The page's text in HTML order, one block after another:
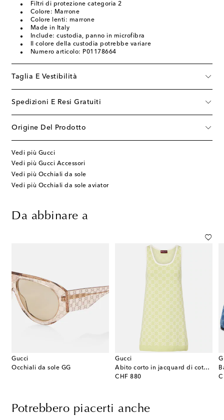
Filtri di protezione categoria 2
Colore: Marrone
Colore lenti: marrone
Made in Italy
Include: custodia, panno in microfibra
Il colore della custodia potrebbe variare
Numero articolo: P01178664
Taglia E Vestibilità
Spedizioni E Resi Gratuiti
Origine Del Prodotto
Vedi più Gucci
Vedi più Gucci Accessori
Vedi più Occhiali da sole
Vedi più Occhiali da sole aviator
Da abbinare a
Gucci
Occhiali da sole GG
Gucci
Abito corto in jacquard di cotone GG
CHF 880
original price
Potrebbero piacerti anche